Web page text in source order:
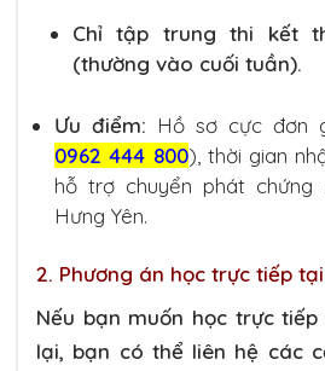
Chỉ tập trung thi kết
(thường vào cuối tuần).
Ưu điểm: Hồ sơ cực đơn
0962 444 800), thời gian
hỗ trợ chuyển phát
Hưng Yên.
2. Phương án học trực tiếp
Nếu bạn muốn học trực
lại, bạn có thể liên hệ các